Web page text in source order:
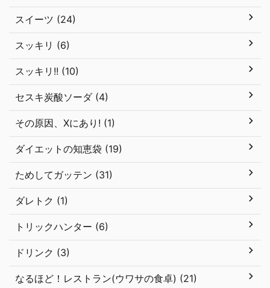
スイーツ (24)
スッキリ (6)
スッキリ!! (10)
セスキ炭酸ソーダ (4)
その原因、Xにあり! (1)
ダイエットの知恵袋 (19)
ためしてガッテン (31)
ダレトク (1)
トリックハンター (6)
ドリンク (3)
なるほど！レストラン(ウワサの食卓) (21)